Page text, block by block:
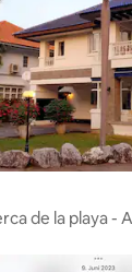
de la playa -